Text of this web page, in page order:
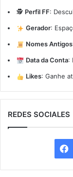
🕵️ Perfil FF:
Gerador:
Nomes Antigos
Data da Conta:
Likes: Ganhe
REDES SOCIALES